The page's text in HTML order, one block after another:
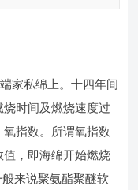
家私绵上。十四年间
时间及燃烧速度过
指数。所谓氧指数
，即海绵开始燃烧
来说聚氨酯聚醚软